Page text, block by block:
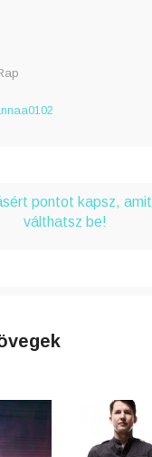
pontot kapsz, amit
válthatsz be!